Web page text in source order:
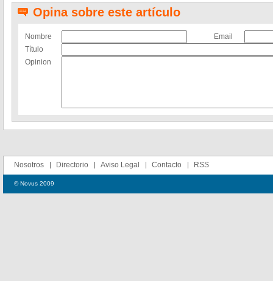
Opina sobre este artículo
Nombre
Email
Título
Opinion
Nosotros Directorio Aviso Legal Contacto RSS
© Novus 2009